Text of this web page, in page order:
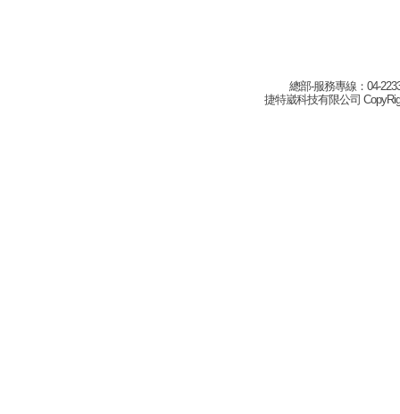
總部-服務專線：04-
捷特崴科技有限公司